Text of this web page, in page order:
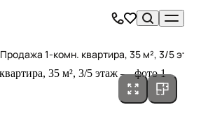
Продажа 1-комн. квартира, 35 м², 3/5 этаж